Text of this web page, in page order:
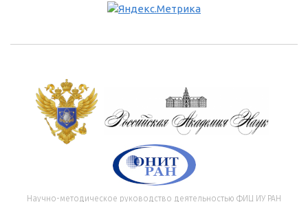
Научно-методическое руководство деятельностью ФИЦ ИУ РАН